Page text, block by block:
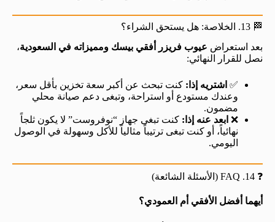
🏁 13. الخلاصة: هل يستحق الشراء؟
بعد استعراض عيوب فريزر أفقي بيسك ومميزاته في السعودية،
نصل للقرار النهائي:
✅ اشتريه إذا: كنت تبحث عن أكبر سعة تخزين بأقل سعر،
وعندك مستودع أو استراحة، وتبغى دعم صيانة محلي
مضمون.
❌ ابعد عنه إذا: كنت تبغى جهاز “نوفروست” لا يكون ثلجاً
نهائياً، أو كنت تبغى ترتيباً مثالياً للأكل وسهولة في الوصول
اليومي.
❓ 14. FAQ (الأسئلة الشائعة)
أيهما أفضل الأفقي أم العمودي؟